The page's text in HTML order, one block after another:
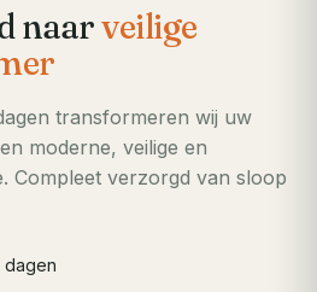
naarveilige
transformeren wij uw
moderne, veilige en
Compleet verzorgd van sloop
dagen